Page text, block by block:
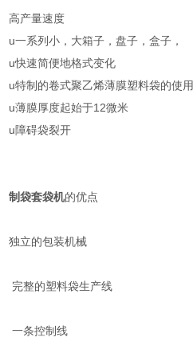
高产量速度
u一系列小，大箱子，盘子，盒子，
u快速简便地格式变化
u特制的卷式聚乙烯薄膜塑料袋的使用
u薄膜厚度起始于12微米
u障碍袋裂开
制袋套袋机的优点
独立的包装机械
完整的塑料袋生产线
一条控制线